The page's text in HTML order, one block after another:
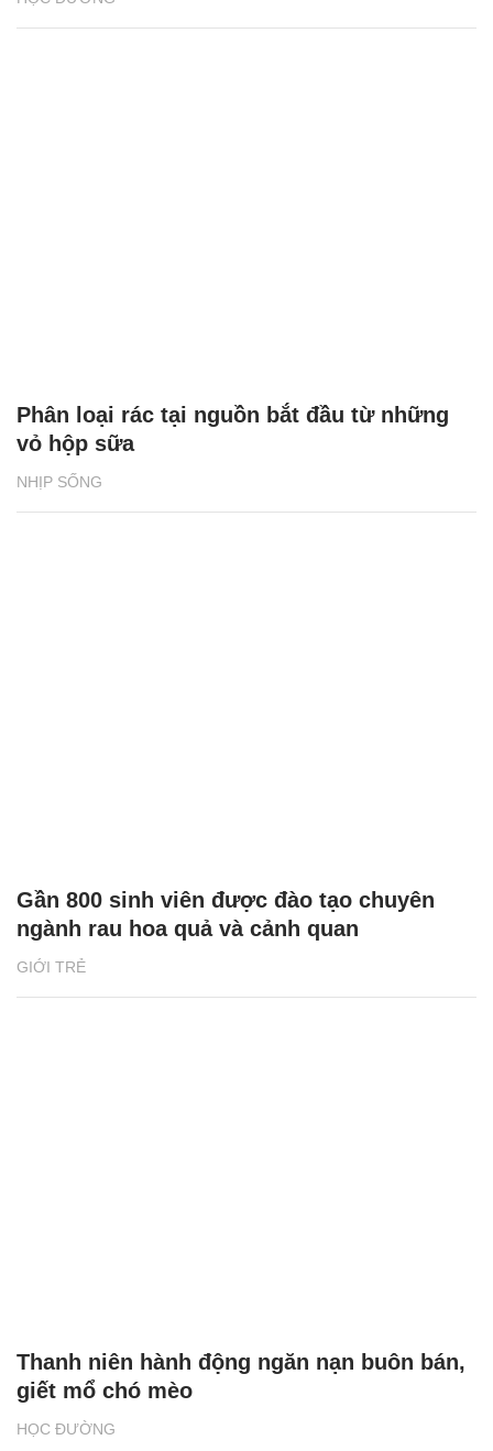
NHỊP SỐNG
Phân loại rác tại nguồn bắt đầu từ những
vỏ hộp sữa
GIỚI TRẺ
Gần 800 sinh viên được đào tạo chuyên
ngành rau hoa quả và cảnh quan
HỌC ĐƯỜNG
Thanh niên hành động ngăn nạn buôn bán,
giết mổ chó mèo